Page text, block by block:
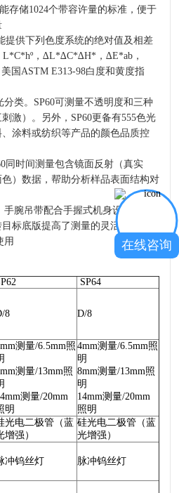
存储1024个带容许量的标准，便于
提供下列色度系统的绝对值及相差
，∆L*∆C*∆H*，∆E*ab，
国ASTM E313-98白度和黄度指
类。SP60可测量不透明度和三种
激）。另外，SP60更备有555色光
涂料或纺织等产品的颜色品质控
同时间测量包含镜面反射（真实
）数据，帮助分析样品表面结构对
腕吊带配合手握式机身设计，确
标底版提高了测量的灵活性。
用
SP64
8 D/8
测量/6.5mm照
测量/13mm照
测量/20mm
明
4mm测量/6.5mm照
明
8mm测量/13mm照
明
14mm测量/20mm
照明
光电二极管（蓝
增强）
硅光电二极管（蓝
光增强）
冲钨丝灯 脉冲钨丝灯
在线咨询